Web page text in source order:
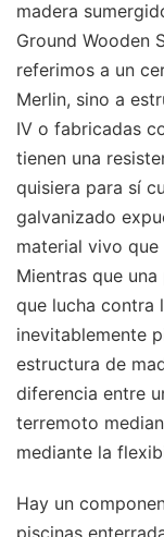
madera
Ground Wooden
referimos a un
Merlin, sino a
IV o fabricadas
tienen una
quisiera para sí
galvanizado
material vivo que
Mientras que
que lucha contra
inevitablemente
estructura de
diferencia entre
terremoto
mediante la
Hay un
piscinas